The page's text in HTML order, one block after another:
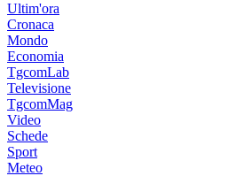
Ultim'ora
Cronaca
Mondo
Economia
TgcomLab
Televisione
TgcomMag
Video
Schede
Sport
Meteo